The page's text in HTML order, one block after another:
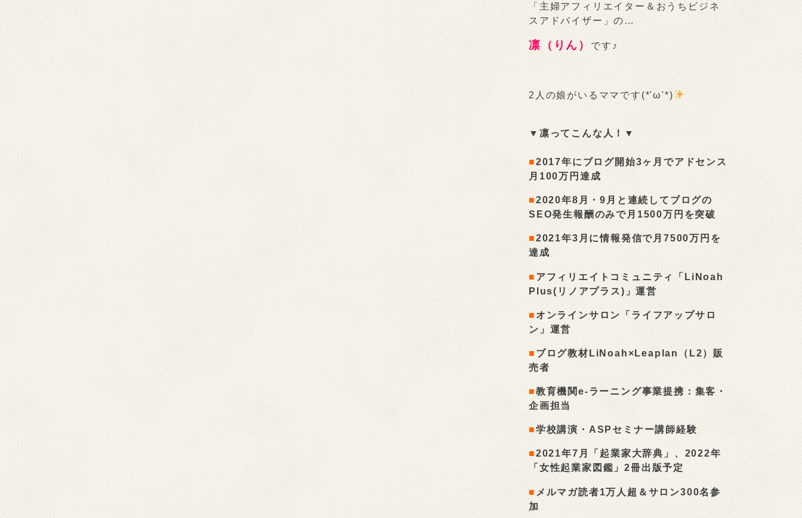
「主婦アフィリエイター＆おうちビジネ
スアドバイザー」の…
凛（りん） です♪
2人の娘がいるママです(*'ω'*)
▼凛ってこんな人！▼
■2017年にブログ開始3ヶ月でアドセンス
月100万円達成
■2020年8月・9月と連続してブログの
SEO発生報酬のみで月1500万円を突破
■2021年3月に情報発信で月7500万円を
達成
■ アフィリエイトコミュニティ「LiNoah
Plus(リノアプラス)」運営
■ オンラインサロン「ライフアップサロ
ン」運営
■ ブログ教材LiNoah×Leaplan（L2）販
売者
■教育機関e-ラーニング事業提携：集客・
企画担当
■学校講演・ASPセミナー講師経験
■2021年7月「起業家大辞典」、2022年
「女性起業家図鑑」2冊出版予定
■ メルマガ読者1万人超＆サロン300名参
加